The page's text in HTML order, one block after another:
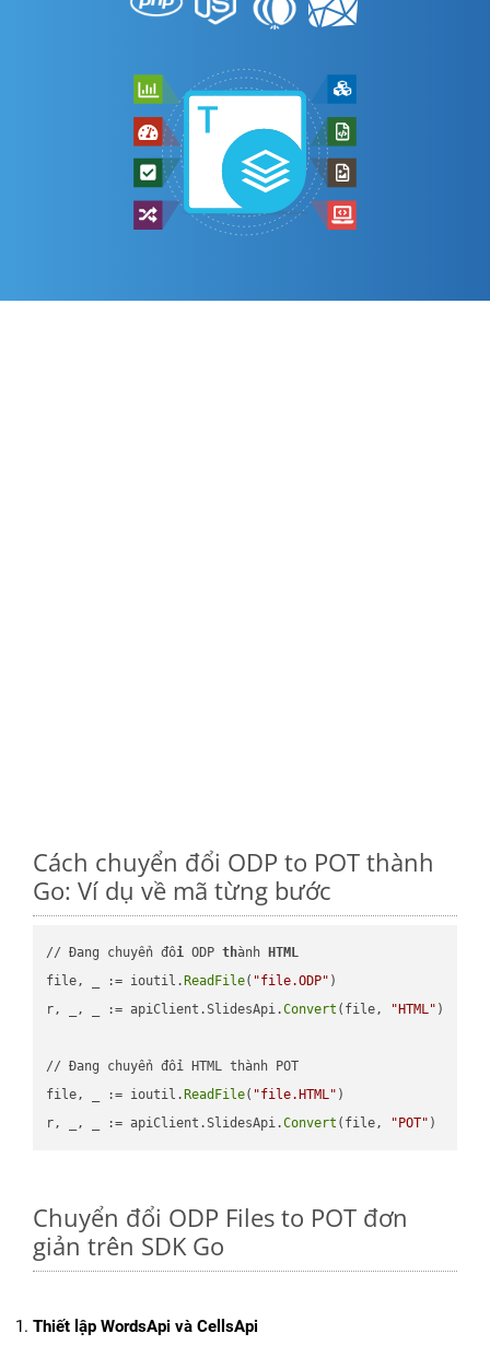
Cách chuyển đổi ODP to POT thành
Go: Ví dụ về mã từng bước
// Đang chuyển đổi ODP thành
HTML
file, _ := ioutil. ReadFile( "file.ODP" )
r, _, _ := apiClient.SlidesApi.Convert (file, "HTML" )
// Đang chuyển đổi HTML thành POT
file, _ := ioutil. ReadFile( "file.HTML" )
r, _, _ := apiClient.SlidesApi.Convert (file, "POT"
Chuyển đổi ODP Files to POT đơn
giản trên SDK Go
Thiết lập WordsApi và CellsApi